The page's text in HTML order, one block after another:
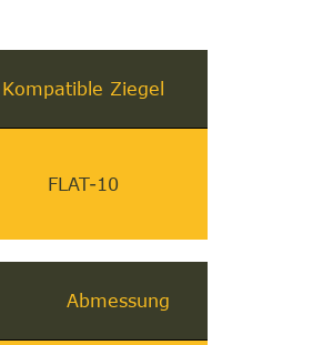
Kompatible Ziegel
FLAT-10
Abmessung